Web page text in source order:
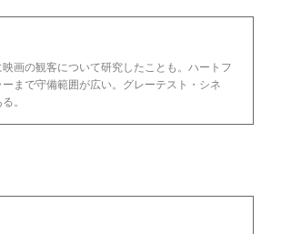
画の観客について研究したことも。ハートフ
まで守備範囲が広い。グレーテスト・シネ
。